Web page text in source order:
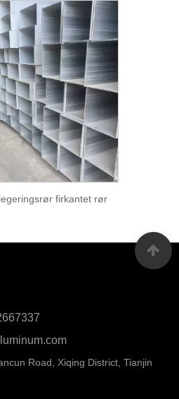
firkantet rør
Road, Xiqing District, Tianjin